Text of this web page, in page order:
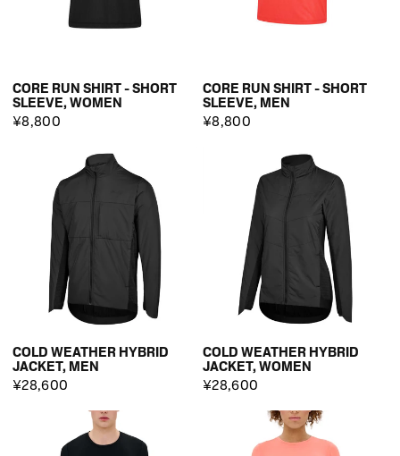
CORE RUN SHIRT - SHORT
SLEEVE, WOMEN
¥8,800
CORE RUN SHIRT - SHORT
SLEEVE, MEN
¥8,800
COLD WEATHER HYBRID
JACKET, MEN
¥28,600
COLD WEATHER HYBRID
JACKET, WOMEN
¥28,600